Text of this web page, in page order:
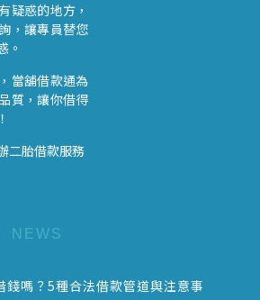
疑惑的地方，
，讓專員替您
。
當舖借款通為
質，讓你借得
二胎借款服務
錢嗎？5種合法借款管道與注意事